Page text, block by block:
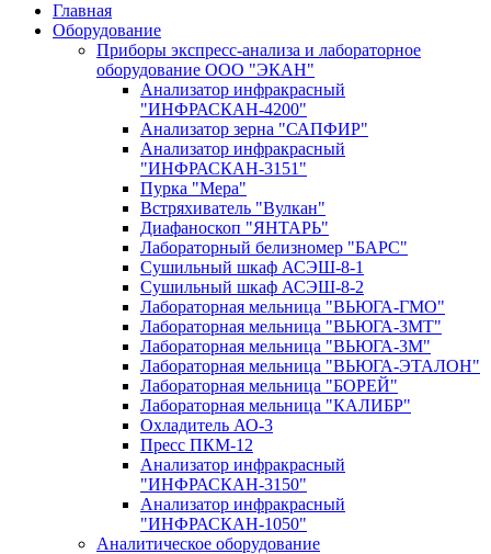
Главная
Оборудование
Приборы экспресс-анализа и лабораторное
оборудование ООО "ЭКАН"
Анализатор инфракрасный
"ИНФРАСКАН-4200"
Анализатор зерна "САПФИР"
Анализатор инфракрасный
"ИНФРАСКАН-3151"
Пурка "Мера"
Встряхиватель "Вулкан"
Диафаноскоп "ЯНТАРЬ"
Лабораторный белизномер "БАРС"
Сушильный шкаф АСЭШ-8-1
Сушильный шкаф АСЭШ-8-2
Лабораторная мельница "ВЬЮГА-ГМО"
Лабораторная мельница "ВЬЮГА-3МТ"
Лабораторная мельница "ВЬЮГА-3М"
Лабораторная мельница "ВЬЮГА-ЭТАЛОН"
Лабораторная мельница "БОРЕЙ"
Лабораторная мельница "КАЛИБР"
Охладитель АО-3
Пресс ПКМ-12
Анализатор инфракрасный
"ИНФРАСКАН-3150"
Анализатор инфракрасный
"ИНФРАСКАН-1050"
Аналитическое оборудование